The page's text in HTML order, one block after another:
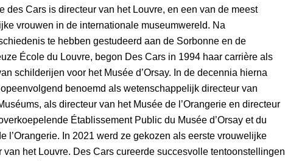
des Cars is directeur van het Louvre, en een van de meest
vrouwen in de internationale museumwereld. Na
te hebben gestudeerd aan de Sorbonne en de
École du Louvre, begon Des Cars in 1994 haar carrière als
schilderijen voor het Musée d’Orsay. In de decennia hierna
benoemd als wetenschappelijk directeur van
als directeur van het Musée de l’Orangerie en directeur
Établissement Public du Musée d’Orsay et du
l’Orangerie. In 2021 werd ze gekozen als eerste vrouwelijke
van het Louvre. Des Cars cureerde succesvolle tentoonstellingen